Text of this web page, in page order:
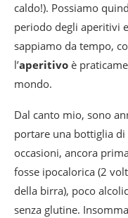
caldo!). Possiamo
periodo degli aperitivi
sappiamo da tempo,
l’aperitivo è
mondo.
Dal canto mio, sono
portare una bottiglia di
occasioni, ancora
fosse ipocalorica (2
della birra), poco
senza glutine.